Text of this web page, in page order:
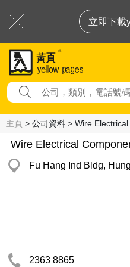
立即下載
主頁 > 公司資料 > Wire
Wire Electrical
Fu Hang Ind Bldg,
2363 8865